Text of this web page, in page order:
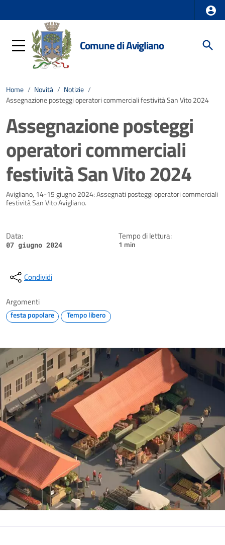
Comune di Avigliano
Home / Novità / Notizie /
Assegnazione posteggi operatori commerciali festività San Vito 2024
Assegnazione posteggi
operatori commerciali
festività San Vito 2024
Dettagli della notizia
Avigliano, 14-15 giugno 2024: Assegnati posteggi operatori commerciali
festività San Vito Avigliano.
Data:
07 giugno 2024
Tempo di lettura:
1 min
Condividi
Argomenti
festa popolare Tempo libero